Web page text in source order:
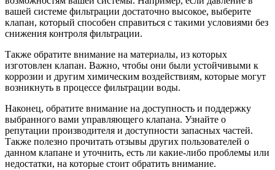
вашей системе фильтрации достаточно высокое, выберите
клапан, который способен справиться с такими условиями без
снижения контроля фильтрации.
Также обратите внимание на материалы, из которых
изготовлен клапан. Важно, чтобы они были устойчивыми к
коррозии и другим химическим воздействиям, которые могут
возникнуть в процессе фильтрации воды.
Наконец, обратите внимание на доступность и поддержку
выбранного вами управляющего клапана. Узнайте о
репутации производителя и доступности запасных частей.
Также полезно прочитать отзывы других пользователей о
данном клапане и уточнить, есть ли какие-либо проблемы или
недостатки, на которые стоит обратить внимание.